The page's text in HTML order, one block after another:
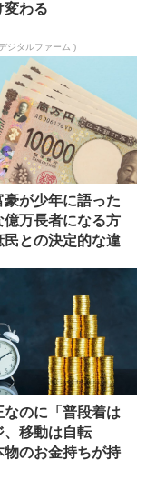
変わる
ジタルファーム )
豪が少年に語った
億万長者になる方
との決定的な違
なのに「普段着は
、移動は自転
のお金持ちが持